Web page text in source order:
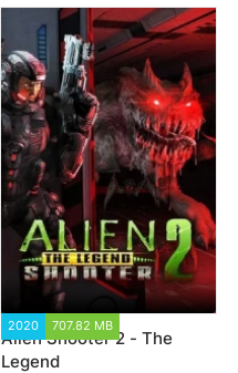
2020 707.82 MB
Alien Shooter 2 - The
Legend